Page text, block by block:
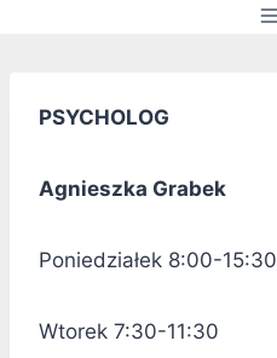
PSYCHOLOG
Agnieszka Grabek
Poniedziałek 8:00-15:30
Wtorek 7:30-11:30